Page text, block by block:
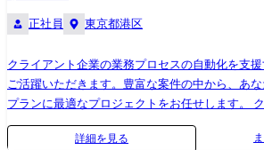
正社員 東京都港区
クライアント企業の業務プロセスの自動化を支
ご活躍いただきます。豊富な案件の中から、あ
プランに最適なプロジェクトをお任せします。 クライアント先に常駐、
または社内受託案件にてチームで業務を遂行します。 主な活躍の
RPAツールとして高いシェアを誇る「UiPath」
詳細を見る